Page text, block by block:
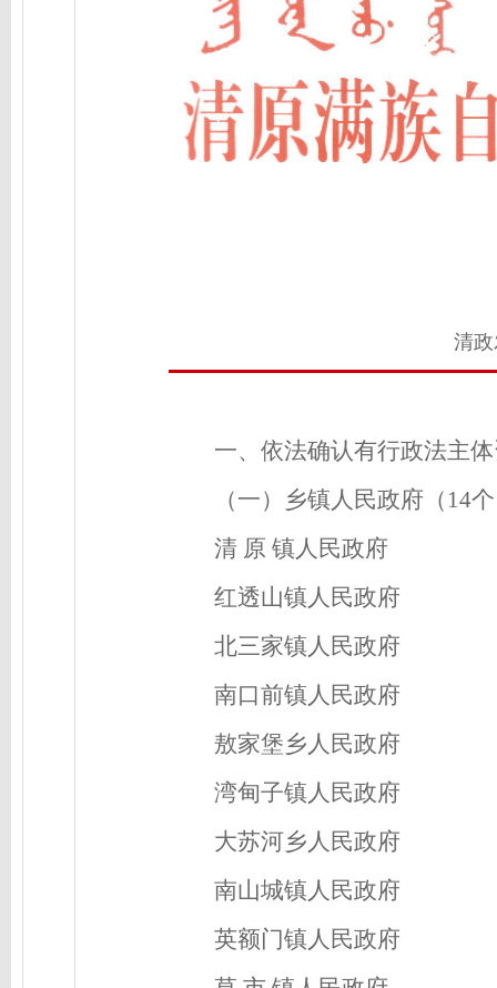
清政
一、依法确认有行政法主
（一）乡镇人民政府（ 14
清 原 镇人民政府
红透山镇人民政府
北三家镇人民政府
南口前镇人民政府
敖家堡乡人民政府
湾甸子镇人民政府
大苏河乡人民政府
南山城镇人民政府
英额门镇人民政府